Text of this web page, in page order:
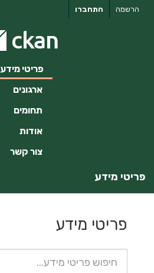
התחברו הרשמה
פריטי מידע
ארגונים
תחומים
אודות
צור קשר
פריטי מידע
פריטי מידע